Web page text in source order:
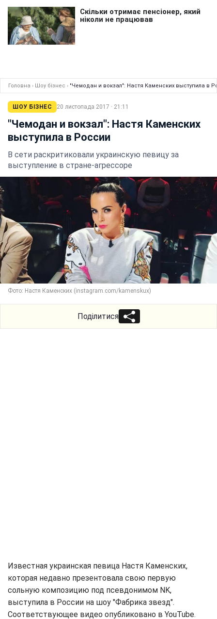
Головна › Шоу бізнес › "Чемодан и вокзал": Настя Каменских выступила в
ШОУ БІЗНЕС 20 листопада 2017 · 21:11
"Чемодан и вокзал": Настя Каменских
выступила в России
В сети раскритиковали украинскую певицу за
выступление в стране-агрессоре
Фото: Настя Каменских (instagram.com/kamenskux)
Поділитися
Известная украинская певица Настя Каменских,
которая недавно презентовала свою первую
сольную композицию под псевдонимом NK,
выступила в России на шоу "Фабрика звезд".
Соответствующее видео опубликовано в YouTube.